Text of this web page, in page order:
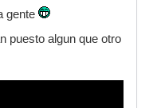
gente
puesto algun que otro